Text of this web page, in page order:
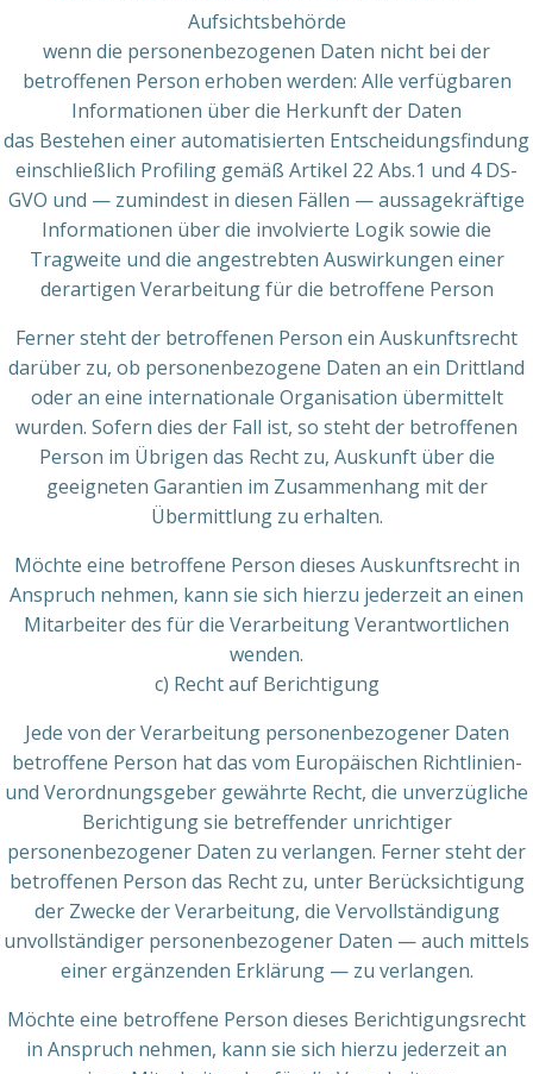
Aufsichtsbehörde
wenn die personenbezogenen Daten nicht bei der
betroffenen Person erhoben werden: Alle verfügbaren
Informationen über die Herkunft der Daten
das Bestehen einer automatisierten Entscheidungsfindung
einschließlich Profiling gemäß Artikel 22 Abs.1 und 4 DS-
GVO und — zumindest in diesen Fällen — aussagekräftige
Informationen über die involvierte Logik sowie die
Tragweite und die angestrebten Auswirkungen einer
derartigen Verarbeitung für die betroffene Person
Ferner steht der betroffenen Person ein Auskunftsrecht
darüber zu, ob personenbezogene Daten an ein Drittland
oder an eine internationale Organisation übermittelt
wurden. Sofern dies der Fall ist, so steht der betroffenen
Person im Übrigen das Recht zu, Auskunft über die
geeigneten Garantien im Zusammenhang mit der
Übermittlung zu erhalten.
Möchte eine betroffene Person dieses Auskunftsrecht in
Anspruch nehmen, kann sie sich hierzu jederzeit an einen
Mitarbeiter des für die Verarbeitung Verantwortlichen
wenden.
c) Recht auf Berichtigung
Jede von der Verarbeitung personenbezogener Daten
betroffene Person hat das vom Europäischen Richtlinien-
und Verordnungsgeber gewährte Recht, die unverzügliche
Berichtigung sie betreffender unrichtiger
personenbezogener Daten zu verlangen. Ferner steht der
betroffenen Person das Recht zu, unter Berücksichtigung
der Zwecke der Verarbeitung, die Vervollständigung
unvollständiger personenbezogener Daten — auch mittels
einer ergänzenden Erklärung — zu verlangen.
Möchte eine betroffene Person dieses Berichtigungsrecht
in Anspruch nehmen, kann sie sich hierzu jederzeit an